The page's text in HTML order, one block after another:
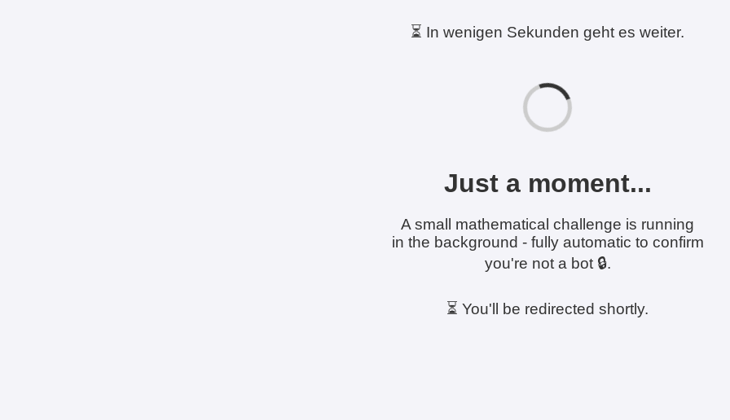
⏳ In wenigen Sekunden geht es weiter.
Just a moment...
A small mathematical challenge is running
in the background - fully automatic to confirm
you're not a bot 🔒.
⏳ You'll be redirected shortly.